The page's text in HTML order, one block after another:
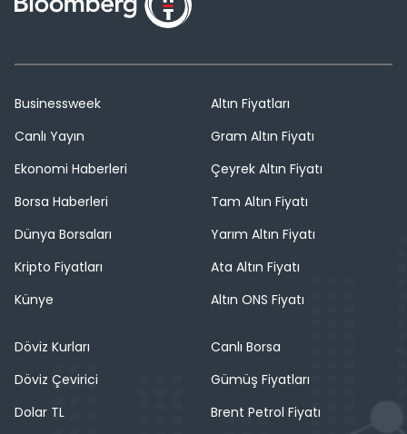
Businessweek
Canlı Yayın
Ekonomi Haberleri
Borsa Haberleri
Dünya Borsaları
Kripto Fiyatları
Künye
Altın Fiyatları
Gram Altın Fiyatı
Çeyrek Altın Fiyatı
Tam Altın Fiyatı
Yarım Altın Fiyatı
Ata Altın Fiyatı
Altın ONS Fiyatı
Döviz Kurları
Döviz Çevirici
Dolar TL
Canlı Borsa
Gümüş Fiyatları
Brent Petrol Fiyatı